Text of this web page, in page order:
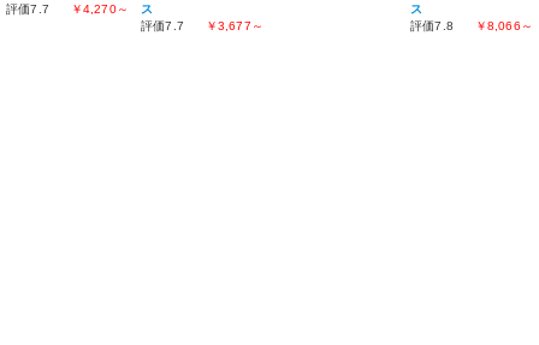
評価7.7
￥4,270～
ス
評価7.7
￥3,677～
ス
評価7.8
￥8,066～